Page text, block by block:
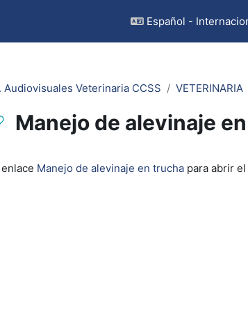
Español -
Audiovisuales Veterinaria CCSS VETERINARIA
Manejo de alevinaje
Manejo de alevinaje en trucha para abrir